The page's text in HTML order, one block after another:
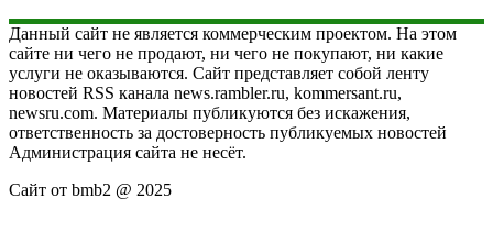
Данный сайт не является коммерческим проектом. На этом
сайте ни чего не продают, ни чего не покупают, ни какие
услуги не оказываются. Сайт представляет собой ленту
новостей RSS канала news.rambler.ru, kommersant.ru,
newsru.com. Материалы публикуются без искажения,
ответственность за достоверность публикуемых новостей
Администрация сайта не несёт.
Сайт от bmb2 @ 2025